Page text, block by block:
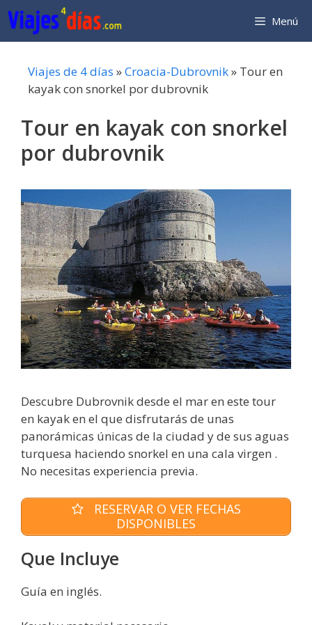
Saltar
al
contenido
Menú
Viajes de 4 días »Croacia-Dubrovnik» Tour en
kayak con snorkel por dubrovnik
Tour en kayak con snorkel
por dubrovnik
Descubre Dubrovnik desde el mar en este tour
en kayak en el que disfrutarás de unas
panorámicas únicas de la ciudad y de sus aguas
turquesa haciendo snorkel en una cala virgen .
No necesitas experiencia previa.
RESERVAR O VER FECHAS
DISPONIBLES
Que Incluye
Guía en inglés.